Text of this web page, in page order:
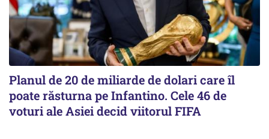
Planul de 20 de miliarde de dolari care îl
poate răsturna pe Infantino. Cele 46 de
voturi ale Asiei decid viitorul FIFA